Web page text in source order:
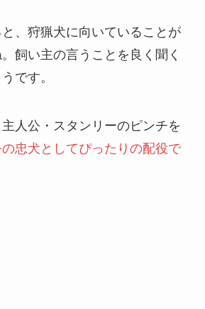
、狩猟犬に向いていることが
飼い主の言うことを良く聞く
です。
人公・スタンリーのピンチを
忠犬としてぴったりの配役で